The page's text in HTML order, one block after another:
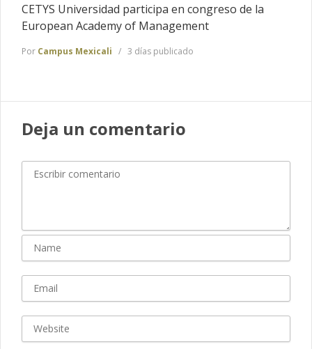
CETYS Universidad participa en congreso de la
European Academy of Management
Por Campus Mexicali 3 días publicado
Deja un comentario